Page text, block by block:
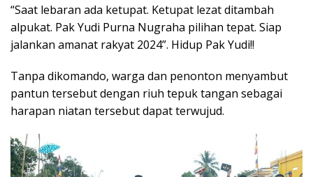
“Saat lebaran ada ketupat. Ketupat lezat ditambah
alpukat. Pak Yudi Purna Nugraha pilihan tepat. Siap
jalankan amanat rakyat 2024”. Hidup Pak Yudi!!
Tanpa dikomando, warga dan penonton menyambut
pantun tersebut dengan riuh tepuk tangan sebagai
harapan niatan tersebut dapat terwujud.